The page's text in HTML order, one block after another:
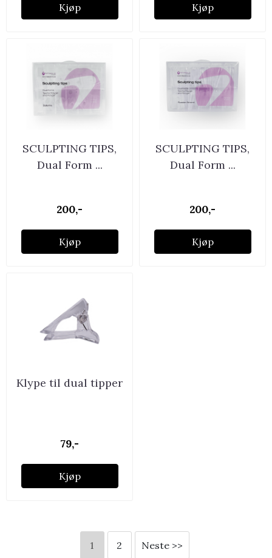
Kjøp Kjøp
SCULPTING TIPS,
Dual Form ...
200,-
Kjøp
SCULPTING TIPS,
Dual Form ...
200,-
Kjøp
Klype til dual tipper
79,-
Kjøp
1 2 Neste >>